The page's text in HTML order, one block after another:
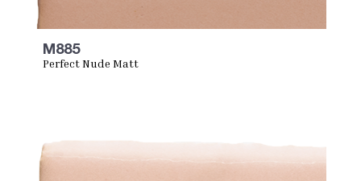
M885
Perfect Nude Matt